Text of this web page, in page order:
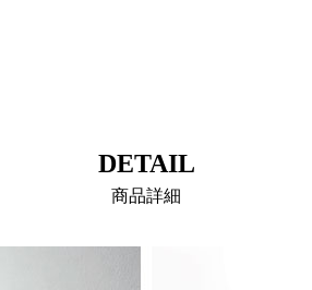
DETAIL
商品詳細